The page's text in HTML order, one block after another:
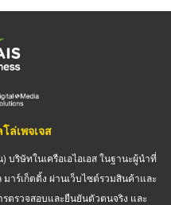
ล่เพจเจส
บริษัทในเครือเอไอเอส ในฐานะผู้นำที่
ร์เก็ตติ้ง ผ่านเว็บไซต์รวมสินค้าและ
ตรวจสอบและยืนยันตัวตนจริง และ